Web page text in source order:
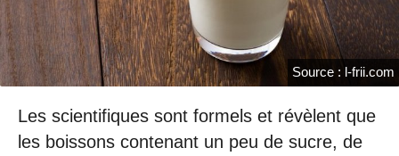
Source : l-frii.com
Les scientifiques sont formels et révèlent que
les boissons contenant un peu de sucre, de